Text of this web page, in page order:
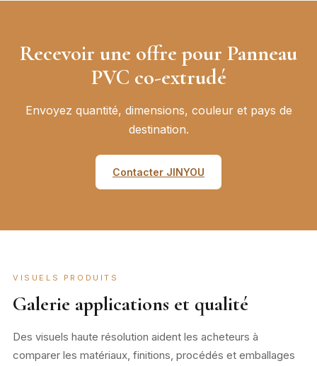
Recevoir une offre pour Panneau
PVC co-extrudé
Envoyez quantité, dimensions, couleur et pays de
destination.
Contacter JINYOU
VISUELS PRODUITS
Galerie applications et qualité
Des visuels haute résolution aident les acheteurs à
comparer les matériaux, finitions, procédés et emballages